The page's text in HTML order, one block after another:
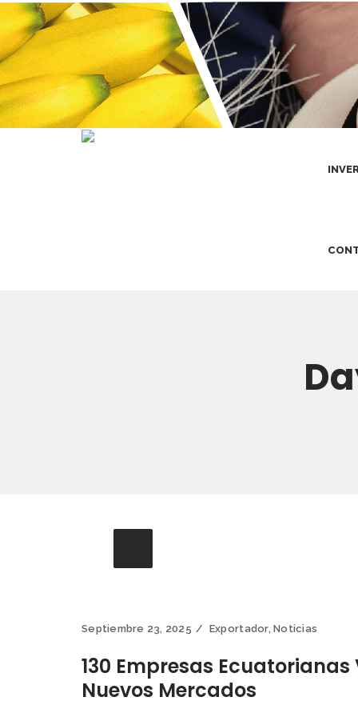
Septiembre 23, 2025 Exportador,Noticias
130 Empresas Ecuatorianas
Nuevos Mercados